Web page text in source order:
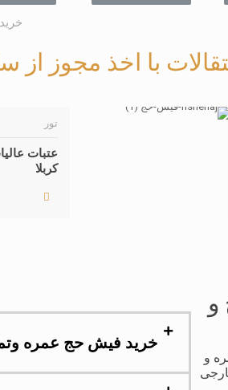
با اخذ مجوز
تور
عتبات
کربلا
و
خرید فیش حج عمره